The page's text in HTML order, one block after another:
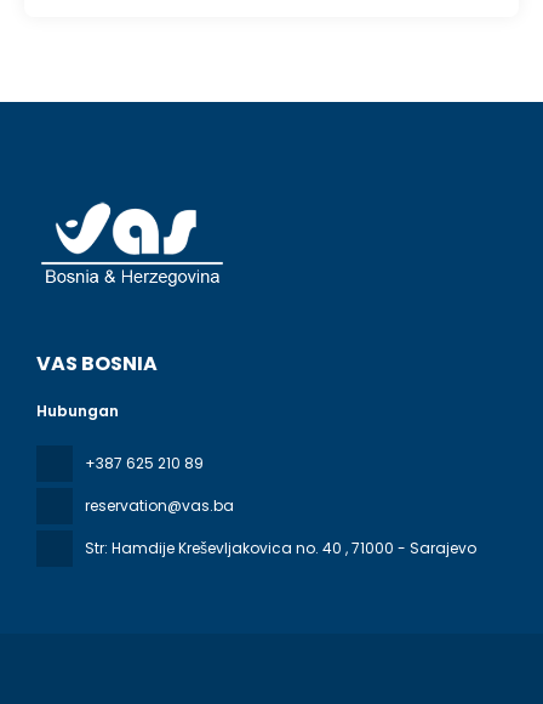
VAS BOSNIA
Hubungan
+387 625 210 89
reservation@vas.ba
Str: Hamdije Kreševljakovica no. 40 , 71000 - Sarajevo